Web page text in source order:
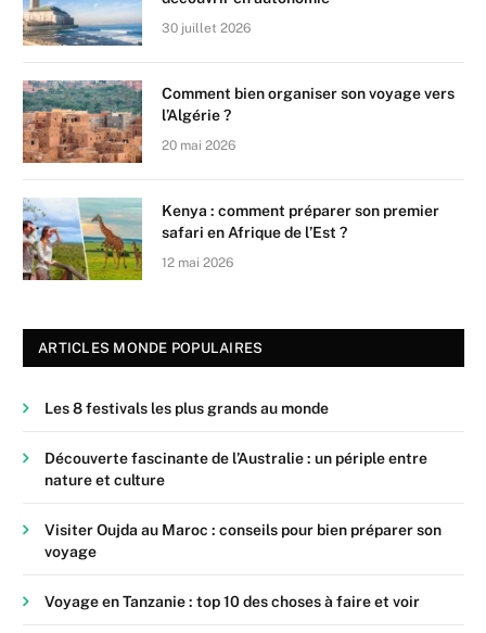
30 juillet 2026
Comment bien organiser son voyage vers
l’Algérie ?
20 mai 2026
Kenya : comment préparer son premier
safari en Afrique de l’Est ?
12 mai 2026
ARTICLES MONDE POPULAIRES
Les 8 festivals les plus grands au monde
Découverte fascinante de l’Australie : un périple entre
nature et culture
Visiter Oujda au Maroc : conseils pour bien préparer son
voyage
Voyage en Tanzanie : top 10 des choses à faire et voir